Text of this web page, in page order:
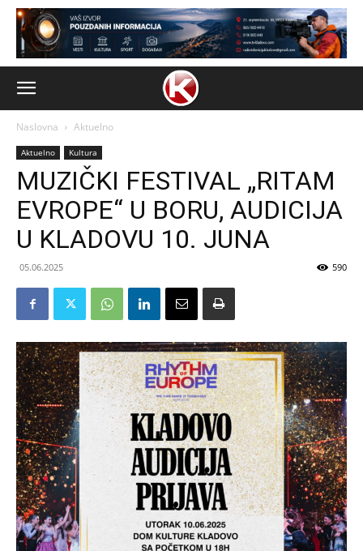
Naslovna Aktuelno
Aktuelno Kultura
MUZIČKI FESTIVAL „RITAM
EVROPE“ U BORU, AUDICIJA
U KLADOVU 10. JUNA
05.06.2025 590